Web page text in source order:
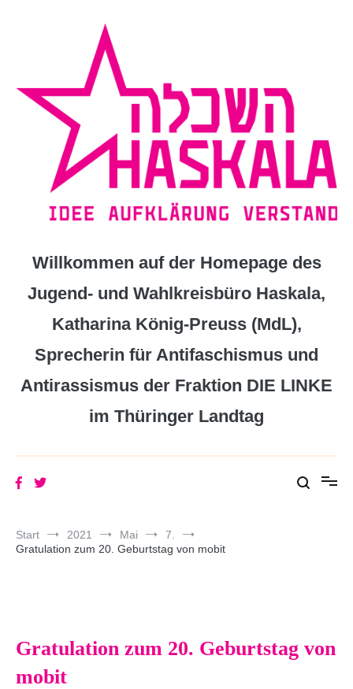
Willkommen auf der Homepage des
Jugend- und Wahlkreisbüro Haskala,
Katharina König-Preuss (MdL),
Sprecherin für Antifaschismus und
Antirassismus der Fraktion DIE LINKE
im Thüringer Landtag
Start 2021 Mai
7.
Gratulation zum 20. Geburtstag von mobit
Gratulation zum 20. Geburtstag von
mobit